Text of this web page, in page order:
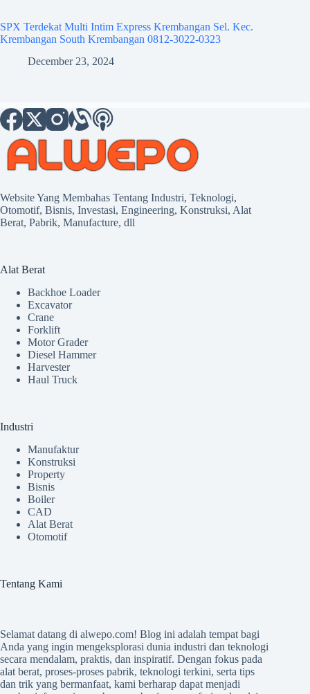
SPX Terdekat Multi Intim Express Krembangan Sel. Kec.
Krembangan South Krembangan 0812-3022-0323
December 23, 2024
Website Yang Membahas Tentang Industri, Teknologi,
Otomotif, Bisnis, Investasi, Engineering, Konstruksi, Alat
Berat, Pabrik, Manufacture, dll
Alat Berat
Backhoe Loader
Excavator
Crane
Forklift
Motor Grader
Diesel Hammer
Harvester
Haul Truck
Industri
Manufaktur
Konstruksi
Property
Bisnis
Boiler
CAD
Alat Berat
Otomotif
Tentang Kami
Selamat datang di alwepo.com! Blog ini adalah tempat bagi
Anda yang ingin mengeksplorasi dunia industri dan teknologi
secara mendalam, praktis, dan inspiratif. Dengan fokus pada
alat berat, proses-proses pabrik, teknologi terkini, serta tips
dan trik yang bermanfaat, kami berharap dapat menjadi